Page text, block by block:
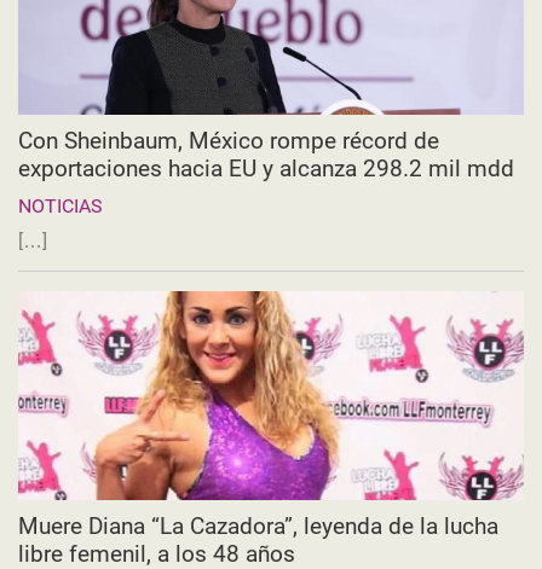
Con Sheinbaum, México rompe récord de
exportaciones hacia EU y alcanza 298.2 mil mdd
NOTICIAS
[…]
Muere Diana “La Cazadora”, leyenda de la lucha
libre femenil, a los 48 años